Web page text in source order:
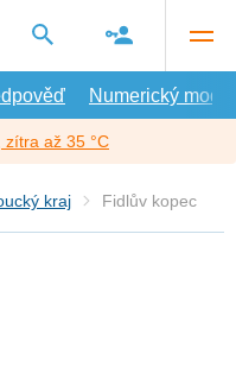
Numerický model
zítra až 35 °C
kraj Fidlův kopec